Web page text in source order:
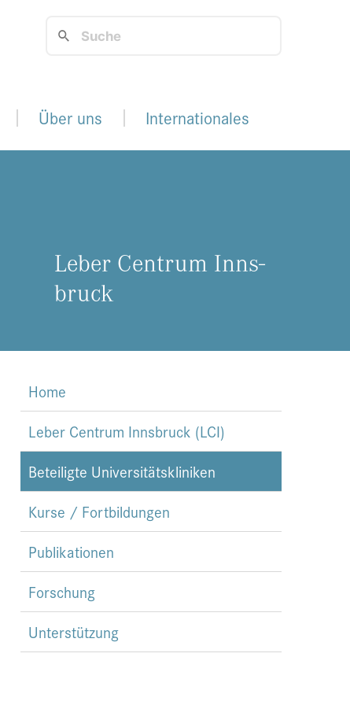
Über uns Internationales
Leber Cen­trum Inns­
bruck
Home
Leber Centrum Innsbruck (LCI)
Beteiligte Universitätskliniken
Kurse / Fortbildungen
Publikationen
Forschung
Unterstützung